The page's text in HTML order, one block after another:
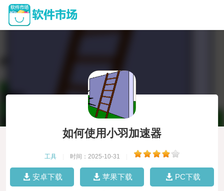
如何使用小羽加速器
工具 时间：2025-10-31
安卓下载 苹果下载 PC下载